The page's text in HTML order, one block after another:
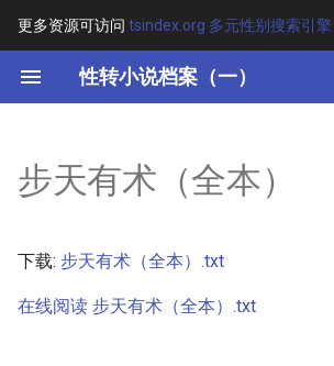
更多资源可访问 tsindex.org 多元性别搜索引擎
性转小说档案（一）
键
开
搜
索
其他信息 [Processed Page
步天有术（全本）
下载: 步天有术（全本）.txt
在线阅读 步天有术（全本）.txt